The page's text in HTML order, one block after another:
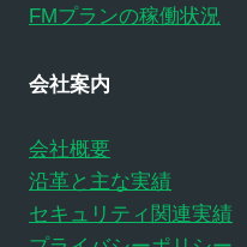
FMプランの稼働状況
会社案内
会社概要
沿革と主な実績
セキュリティ関連実績